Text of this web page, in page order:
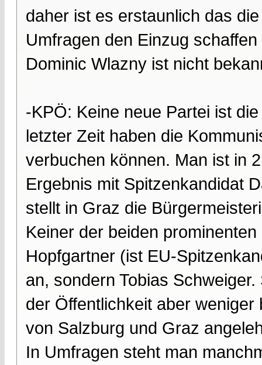
daher ist es erstaunlich das
Umfragen den Einzug
Dominic Wlazny ist nicht
-KPÖ: Keine neue Partei ist
letzter Zeit haben die
verbuchen können. Man ist in
Ergebnis mit Spitzenkandidat
stellt in Graz die
Keiner der beiden
Hopfgartner (ist EU-
an, sondern Tobias
der Öffentlichkeit aber
von Salzburg und Graz
In Umfragen steht man